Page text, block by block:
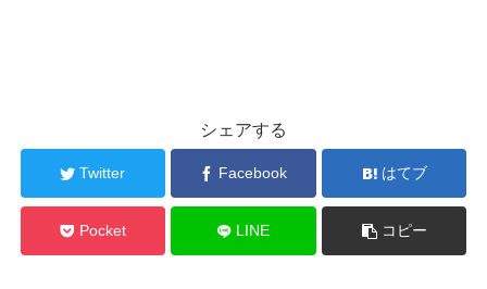
シェアする
Twitter Facebook はてブ
Pocket LINE コピー